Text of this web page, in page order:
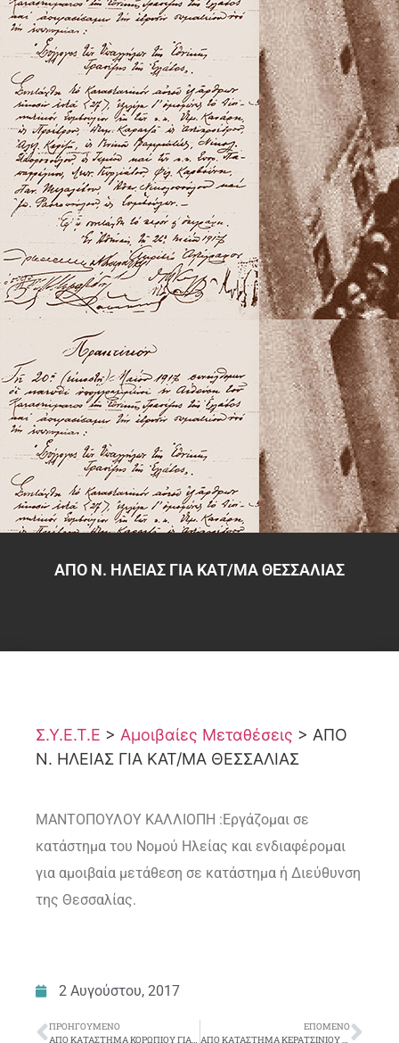
ΑΠΟ Ν. ΗΛΕΙΑΣ ΓΙΑ ΚΑΤ/ΜΑ ΘΕΣΣΑΛΙΑΣ
Σ.Υ.Ε.Τ.Ε > Αμοιβαίες Μεταθέσεις > ΑΠΟ
Ν. ΗΛΕΙΑΣ ΓΙΑ ΚΑΤ/ΜΑ ΘΕΣΣΑΛΙΑΣ
ΜΑΝΤΟΠΟΥΛΟΥ ΚΑΛΛΙΟΠΗ :Εργάζομαι σε
κατάστημα του Νομού Ηλείας και ενδιαφέρομαι
για αμοιβαία μετάθεση σε κατάστημα ή Διεύθυνση
της Θεσσαλίας.
2 Αυγούστου, 2017
ΠΡΟΗΓΟΎΜΕΝΟ
ΑΠΟ ΚΑΤΑΣΤΗΜΑ ΚΟΡΩΠΙΟΥ ΓΙΑ ΚΑΤΑΣΤΗΜΑΤΑ ΝΟΤΙΩΝ ΠΡΟΑΣΤΙΩΝ ΑΤΤΙΚΗΣ
ΕΠΌΜΕΝΟ
ΑΠΟ ΚΑΤΑΣΤΗΜΑ ΚΕΡΑΤΣΙΝΙΟΥ ΓΙΑ ΚΑΤΑΣΤΗΜΑ ΚΕΝΤΡΟΥ ΑΘΗΝΩΝ